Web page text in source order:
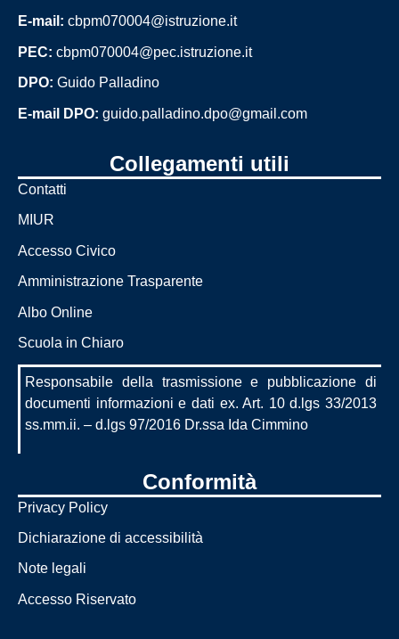
E-mail: cbpm070004@istruzione.it
PEC: cbpm070004@pec.istruzione.it
DPO: Guido Palladino
E-mail DPO: guido.palladino.dpo@gmail.com
Collegamenti utili
Contatti
MIUR
Accesso Civico
Amministrazione Trasparente
Albo Online
Scuola in Chiaro
Responsabile della trasmissione e pubblicazione di
documenti informazioni e dati ex. Art. 10 d.lgs 33/2013
ss.mm.ii. – d.lgs 97/2016 Dr.ssa Ida Cimmino
Conformità
Privacy Policy
Dichiarazione di accessibilità
Note legali
Accesso Riservato